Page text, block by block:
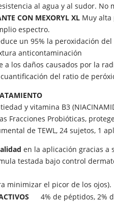
al agua y al sudor. No
CON MEXORYL XL Muy alta
espectro.
un 95% la peroxidación
anticontaminación
a los daños causados por la
del ratio de
y vitamina B3
Fracciones Probióticas,
de TEWL, 24 sujetos, 1
en la aplicación gracias a
testada bajo control
minimizar el picor de los ojos).
4% de péptidos, 2%